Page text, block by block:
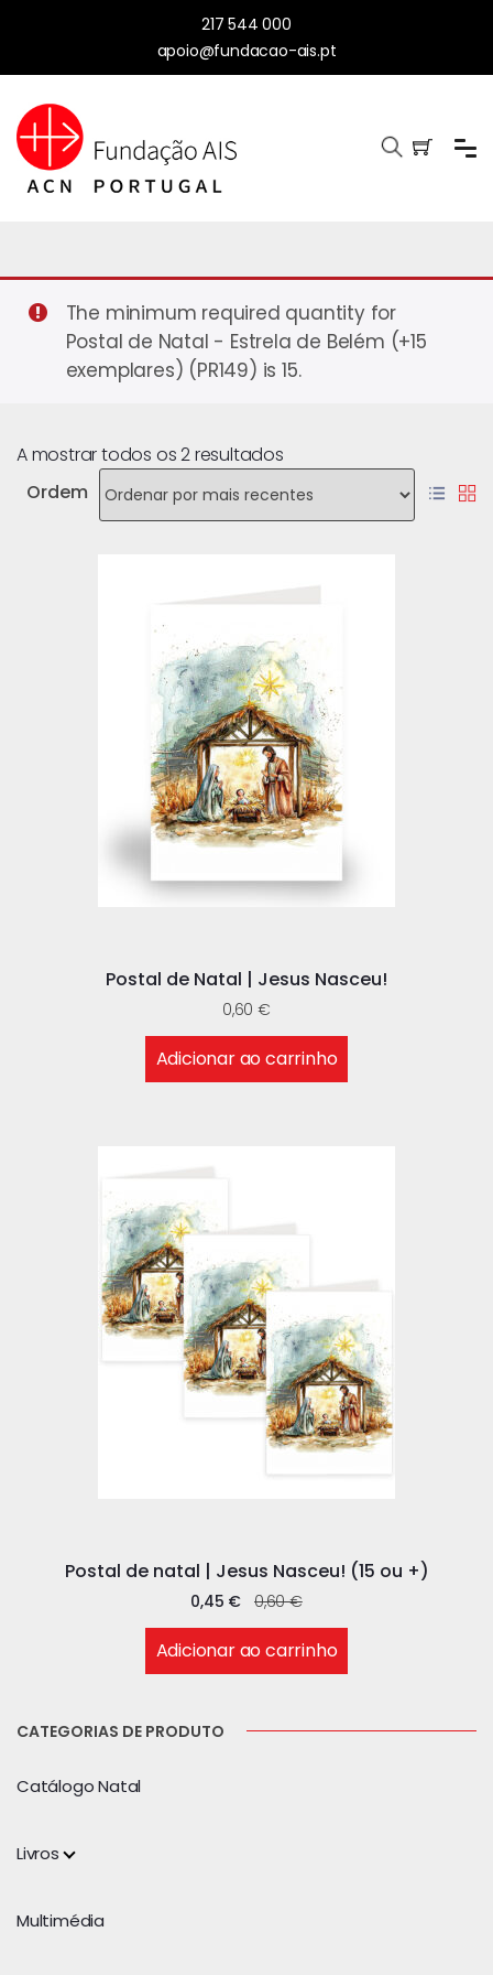
217 544 000
apoio@fundacao-ais.pt
The minimum required quantity for
Postal de Natal - Estrela de Belém (+15
exemplares) (PR149) is 15.
A mostrar todos os 2 resultados
Ordem
Postal de Natal | Jesus Nasceu!
0,60€
Adicionar ao carrinho
Postal de natal | Jesus Nasceu! (15 ou +)
0,60€
0,45 €
Adicionar ao carrinho
CATEGORIAS DE PRODUTO
Catálogo Natal
Livros
Multimédia